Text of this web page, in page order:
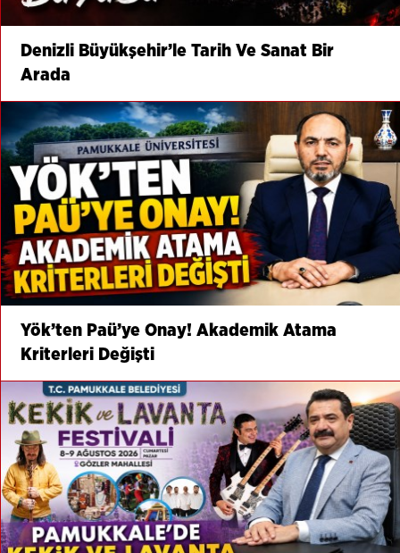
Denizli Büyükşehir’le Tarih Ve Sanat Bir
Arada
Yök’ten Paü’ye Onay! Akademik Atama
Kriterleri Değişti